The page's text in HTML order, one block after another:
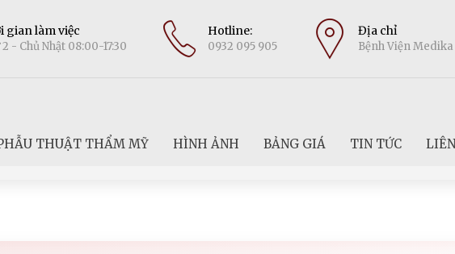
gian làm việc
- Chủ Nhật 08:00-17:30
Hotline:
0932 095 905
Địa chỉ
Bệnh Viện Medika
THUẬT THẨM MỸ HÌNH ẢNH BẢNG GIÁ TIN TỨC